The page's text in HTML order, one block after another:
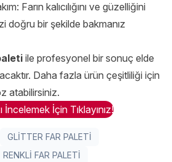
Farın kalıcılığını ve güzelliğini
doğru bir şekilde bakmanız
ile profesyonel bir sonuç elde
Daha fazla ürün çeşitliliği için
atabilirsiniz.
İçin Tıklayınız!
GLİTTER FAR PALETİ
RENKLİ FAR PALETİ